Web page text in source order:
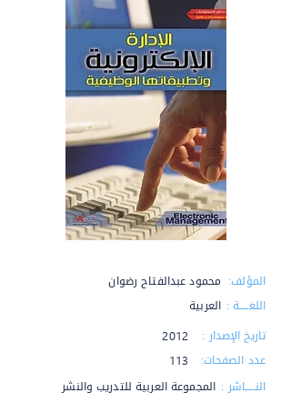
محمود عبدالفتاح رضوان المؤلف:
العربية اللغـــــة :
تاريخ الإصدار :
2012
عدد الصفحات: 113
النـــــاشر : المجموعة العربية للتدريب والنشر